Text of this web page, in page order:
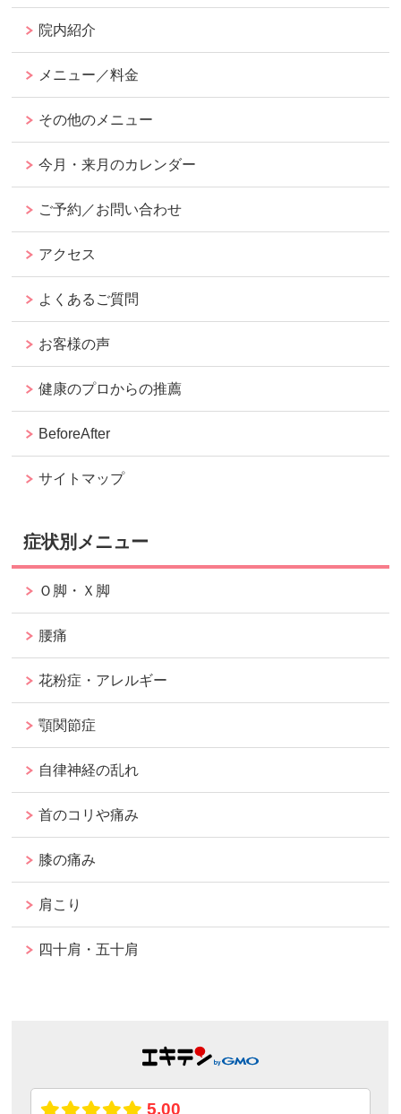
院内紹介
メニュー／料金
その他のメニュー
今月・来月のカレンダー
ご予約／お問い合わせ
アクセス
よくあるご質問
お客様の声
健康のプロからの推薦
BeforeAfter
サイトマップ
症状別メニュー
Ｏ脚・Ｘ脚
腰痛
花粉症・アレルギー
顎関節症
自律神経の乱れ
首のコリや痛み
膝の痛み
肩こり
四十肩・五十肩